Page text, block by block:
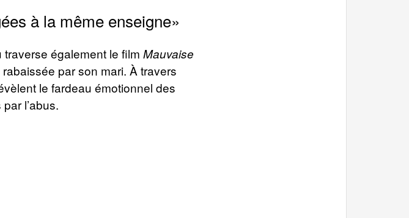
à la même enseigne»
également le film Mauvaise
par son mari. À travers
le fardeau émotionnel des
l’abus.